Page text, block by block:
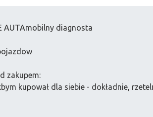
AUTAmobilny diagnosta
zakupem:
kupował dla siebie - dokładnie,